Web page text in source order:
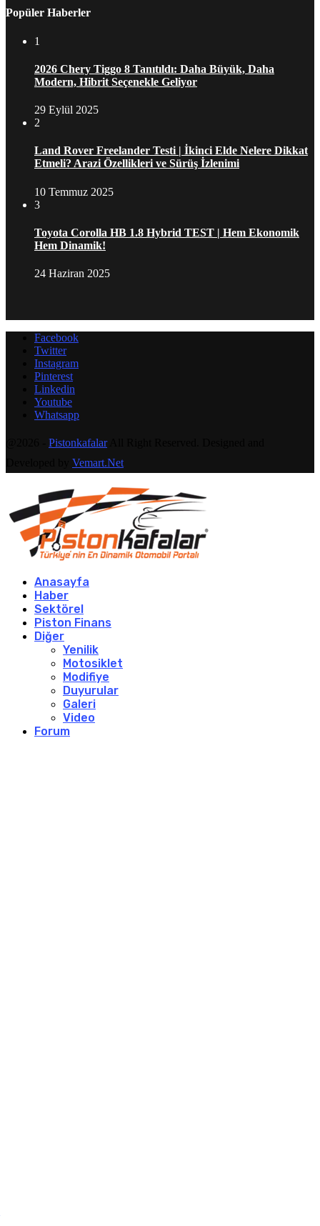
Popüler Haberler
1
2026 Chery Tiggo 8 Tanıtıldı: Daha Büyük, Daha
Modern, Hibrit Seçenekle Geliyor
29 Eylül 2025
2
Land Rover Freelander Testi | İkinci Elde Nelere Dikkat
Etmeli? Arazi Özellikleri ve Sürüş İzlenimi
10 Temmuz 2025
3
Toyota Corolla HB 1.8 Hybrid TEST | Hem Ekonomik
Hem Dinamik!
24 Haziran 2025
Facebook
Twitter
Instagram
Pinterest
Linkedin
Youtube
Whatsapp
PistonkafalarAll Right Reserved. Designed and
Vemart.Net
Anasayfa
Haber
Sektörel
Piston Finans
Diğer
Yenilik
Motosiklet
Modifiye
Duyurular
Galeri
Video
Forum